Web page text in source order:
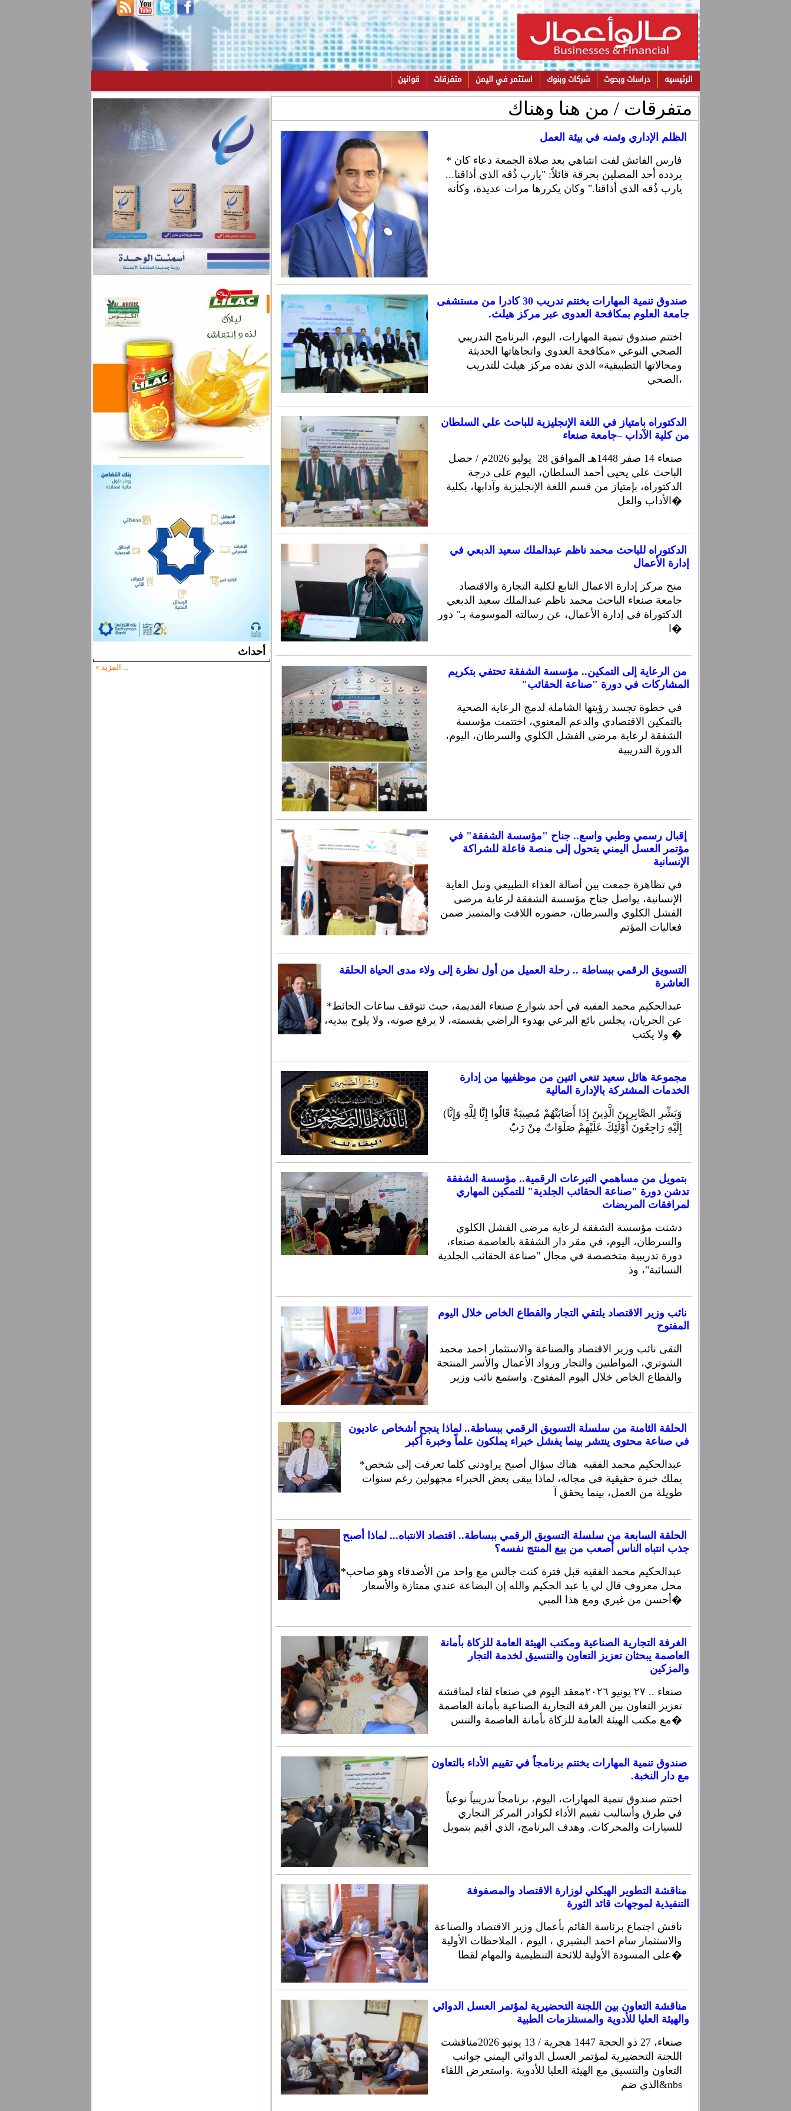
الرئيسيه دراسات وبحوث شركات وبنوك استثمر في اليمن متفرقات قوانين
متفرقات / من هنا وهناك
الظلم الإداري وثمنه في بيئة العمل
* فارس الفاتش لفت انتباهي بعد صلاة الجمعة دعاء كان
يردده أحد المصلين بحرقة قائلاً: "يارب ذُقه الذي أذاقنا...
يارب ذُقه الذي أذاقنا." وكان يكررها مرات عديدة، وكأنه
صندوق تنمية المهارات يختتم تدريب 30 كادرا من مستشفى
جامعة العلوم بمكافحة العدوى عبر مركز هيلث.
اختتم صندوق تنمية المهارات، اليوم، البرنامج التدريبي
الصحي النوعي «مكافحة العدوى واتجاهاتها الحديثة
ومجالاتها التطبيقية» الذي نفذه مركز هيلث للتدريب
الصحي،
الدكتوراه بامتياز في اللغة الإنجليزية للباحث علي السلطان
من كلية الآداب –جامعة صنعاء
صنعاء 14 صفر 1448هـ الموافق 28 يوليو 2026م / حصل
الباحث علي يحيى أحمد السلطان، اليوم على درجة
الدكتوراه، بإمتياز من قسم اللغة الإنجليزية وآدابها، بكلية
الأداب والعل�
الدكتوراه للباحث محمد ناظم عبدالملك سعيد الدبعي في
إدارة الأعمال
منح مركز إدارة الاعمال التابع لكلية التجارة والاقتصاد
جامعة صنعاء الباحث محمد ناظم عبدالملك سعيد الدبعي
الدكتوراة في إدارة الأعمال، عن رسالته الموسومة بـ" دور
ا�
من الرعاية إلى التمكين.. مؤسسة الشفقة تحتفي بتكريم
المشاركات في دورة "صناعة الحقائب"
في خطوة تجسد رؤيتها الشاملة لدمج الرعاية الصحية
بالتمكين الاقتصادي والدعم المعنوي، اختتمت مؤسسة
الشفقة لرعاية مرضى الفشل الكلوي والسرطان، اليوم،
الدورة التدريبية
إقبال رسمي وطبي واسع.. جناح "مؤسسة الشفقة" في
مؤتمر العسل اليمني يتحول إلى منصة فاعلة للشراكة
الإنسانية
في تظاهرة جمعت بين أصالة الغذاء الطبيعي ونبل الغاية
الإنسانية، يواصل جناح مؤسسة الشفقة لرعاية مرضى
الفشل الكلوي والسرطان، حضوره اللافت والمتميز ضمن
فعاليات المؤتم
التسويق الرقمي ببساطة .. رحلة العميل من أول نظرة إلى ولاء مدى الحياة الحلقة
العاشرة
*عبدالحكيم محمد الفقيه في أحد شوارع صنعاء القديمة، حيث تتوقف ساعات الحائط
عن الجريان، يجلس بائع البرعي بهدوء الراضي بقسمته، لا يرفع صوته، ولا يلوح بيديه،
ولا يكتب �
مجموعة هائل سعيد تنعي اثنين من موظفيها من إدارة
الخدمات المشتركة بالإدارة المالية
(وَبَشِّرِ الصَّابِرِينَ الَّذِينَ إِذَا أَصَابَتْهُمْ مُصِيبَةٌ قَالُوا إِنَّا لِلَّهِ وَإِنَّا
إِلَيْهِ رَاجِعُونَ أُوْلَئِكَ عَلَيْهِمْ صَلَوَاتٌ مِنْ رَبّ
بتمويل من مساهمي التبرعات الرقمية.. مؤسسة الشفقة
تدشن دورة "صناعة الحقائب الجلدية" للتمكين المهاري
لمرافقات المريضات
دشنت مؤسسة الشفقة لرعاية مرضى الفشل الكلوي
والسرطان، اليوم، في مقر دار الشفقة بالعاصمة صنعاء،
دورة تدريبية متخصصة في مجال "صناعة الحقائب الجلدية
النسائية"، وذ
نائب وزير الاقتصاد يلتقي التجار والقطاع الخاص خلال اليوم
المفتوح
التقى نائب وزير الاقتصاد والصناعة والاستثمار احمد محمد
الشوتري، المواطنين والتجار ورواد الأعمال والأسر المنتجة
والقطاع الخاص خلال اليوم المفتوح. واستمع نائب وزير
الحلقة الثامنة من سلسلة التسويق الرقمي ببساطة.. لماذا ينجح أشخاص عاديون
في صناعة محتوى ينتشر بينما يفشل خبراء يملكون علماً وخبرة أكبر
*عبدالحكيم محمد الفقيه هناك سؤال أصبح يراودني كلما تعرفت إلى شخص
يملك خبرة حقيقية في مجاله، لماذا يبقى بعض الخبراء مجهولين رغم سنوات
طويلة من العمل، بينما يحقق آ
الحلقة السابعة من سلسلة التسويق الرقمي ببساطة.. اقتصاد الانتباه... لماذا أصبح
جذب انتباه الناس أصعب من بيع المنتج نفسه؟
*عبدالحكيم محمد الفقيه قبل فترة كنت جالس مع واحد من الأصدقاء وهو صاحب
محل معروف قال لي يا عبد الحكيم والله إن البضاعة عندي ممتازة والأسعار
أحسن من غيري ومع هذا المبي�
الغرفة التجارية الصناعية ومكتب الهيئة العامة للزكاة بأمانة
العاصمة يبحثان تعزيز التعاون والتنسيق لخدمة التجار
والمزكين
صنعاء .. ٢٧ يونيو ٢٠٢٦معقد اليوم في صنعاء لقاء لمناقشة
تعزيز التعاون بين الغرفة التجارية الصناعية بأمانة العاصمة
مع مكتب الهيئة العامة للزكاة بأمانة العاصمة والتنس�
صندوق تنمية المهارات يختتم برنامجاً في تقييم الأداء بالتعاون
مع دار النخبة.
اختتم صندوق تنمية المهارات، اليوم، برنامجاً تدريبياً نوعياً
في طرق وأساليب تقييم الأداء لكوادر المركز التجاري
للسيارات والمحركات. وهدف البرنامج، الذي أقيم بتمويل
مناقشة التطوير الهيكلي لوزارة الاقتصاد والمصفوفة
التنفيذية لموجهات قائد الثورة
ناقش اجتماع برئاسة القائم بأعمال وزير الاقتصاد والصناعة
والاستثمار سام احمد البشيري ، اليوم ، الملاحظات الأولية
على المسودة الأولية للائحة التنظيمية والمهام لقطا�
مناقشة التعاون بين اللجنة التحضيرية لمؤتمر العسل الدوائي
والهيئة العليا للأدوية والمستلزمات الطبية
صنعاء، 27 ذو الحجة 1447 هجرية / 13 يونيو 2026مناقشت
اللجنة التحضيرية لمؤتمر العسل الدوائي اليمني جوانب
التعاون والتنسيق مع الهيئة العليا للأدوية .واستعرض اللقاء
الذي ضم&nbs
أحداث
... المزيد »